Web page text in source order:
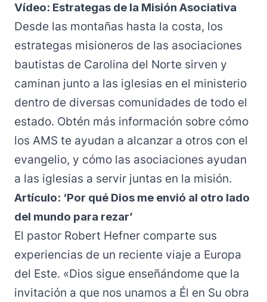
Vídeo: Estrategas de la Misión Asociativa
Desde las montañas hasta la costa, los
estrategas misioneros de las asociaciones
bautistas de Carolina del Norte sirven y
caminan junto a las iglesias en el ministerio
dentro de diversas comunidades de todo el
estado. Obtén más información sobre cómo
los AMS te ayudan a alcanzar a otros con el
evangelio, y cómo las asociaciones ayudan
a las iglesias a servir juntas en la misión.
Artículo: ‘Por qué Dios me envió al otro lado
del mundo para rezar’
El pastor Robert Hefner comparte sus
experiencias de un reciente viaje a Europa
del Este. «Dios sigue enseñándome que la
invitación a que nos unamos a Él en Su obra